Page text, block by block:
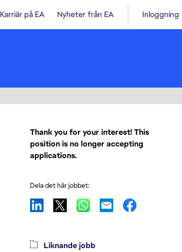
Karriär på EA Nyheter från EA Inloggning
Thank you for your interest! This
position is no longer accepting
applications.
Dela det här jobbet:
Liknande jobb